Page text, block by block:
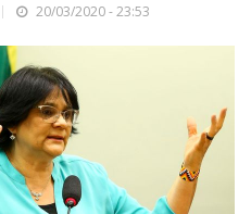
20/03/2020 - 23:53